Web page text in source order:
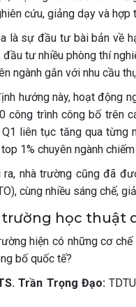
cứu, giảng dạy và hợp
là sự đầu tư bài bản về
đầu tư nhiều phòng thí
ngành gắn với nhu cầu
hướng này, hoạt động
công trình công bố trên
Q1 liên tục tăng qua từng
1% chuyên ngành
ra, nhà trường cũng đã
cùng nhiều sáng chế,
trường học thuật
hiện có những cơ
bố quốc tế?
Trần Trọng Đạo: